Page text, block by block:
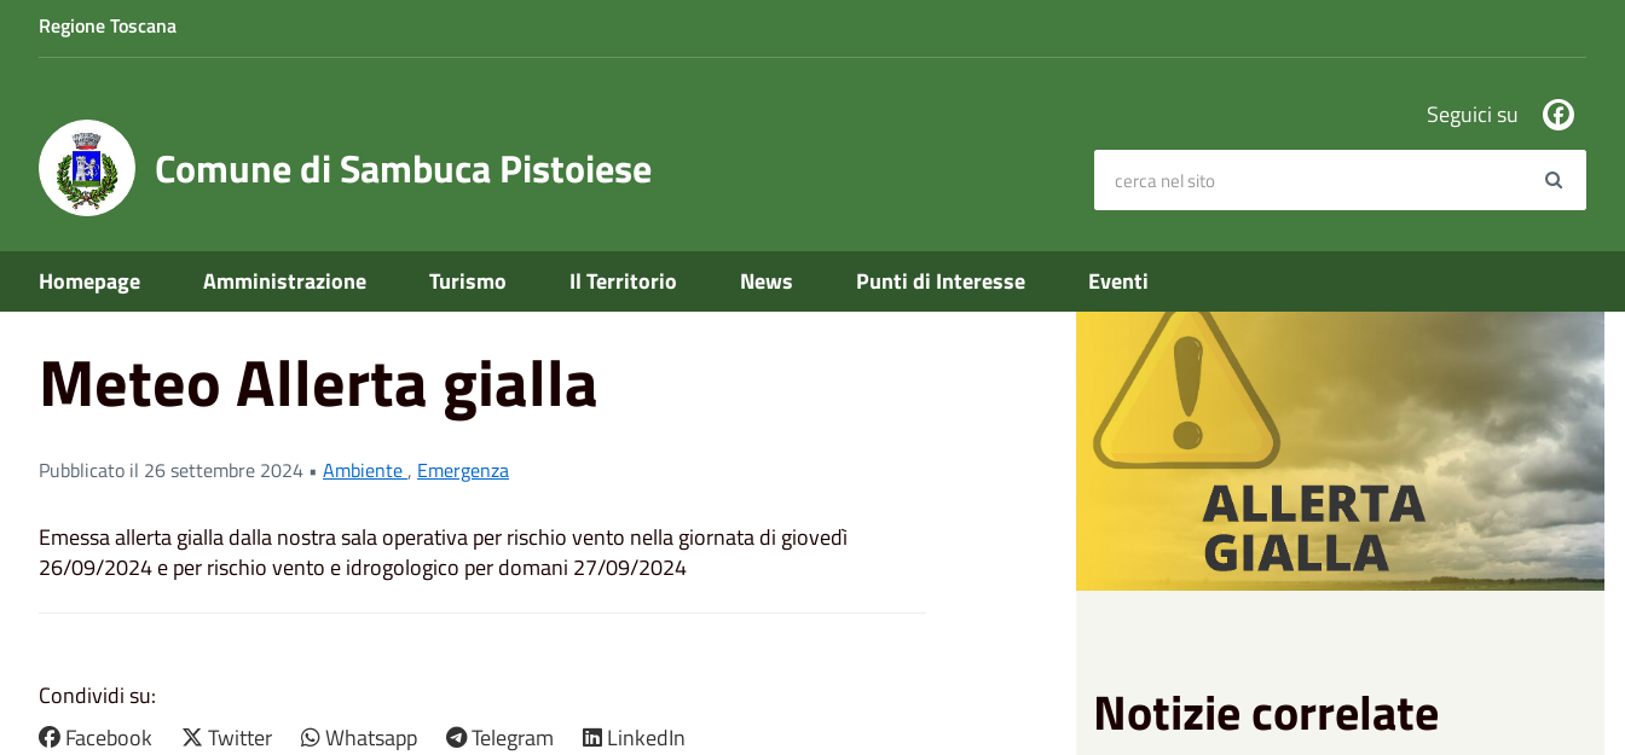
Regione Toscana
Comune di Sambuca Pistoiese
Seguici su
Homepage Amministrazione Turismo Il Territorio News Punti di Interesse Eventi
Home News Meteo Allerta gialla
Meteo Allerta gialla
Pubblicato il 26 settembre 2024 • Ambiente, Emergenza
Emessa allerta gialla dalla nostra sala operativa per rischio vento nella giornata di giovedì
26/09/2024 e per rischio vento e idrogologico per domani 27/09/2024
Condividi su:
Facebook
Twitter Whatsapp Telegram LinkedIn Notizie correlate